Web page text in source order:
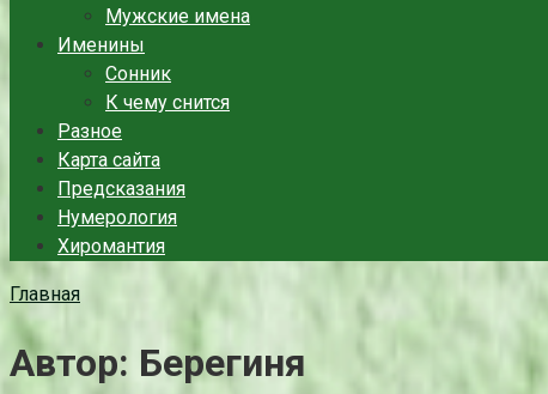
Мужские имена
Именины
Сонник
К чему снится
Разное
Карта сайта
Предсказания
Нумерология
Хиромантия
Главная
Автор: Берегиня